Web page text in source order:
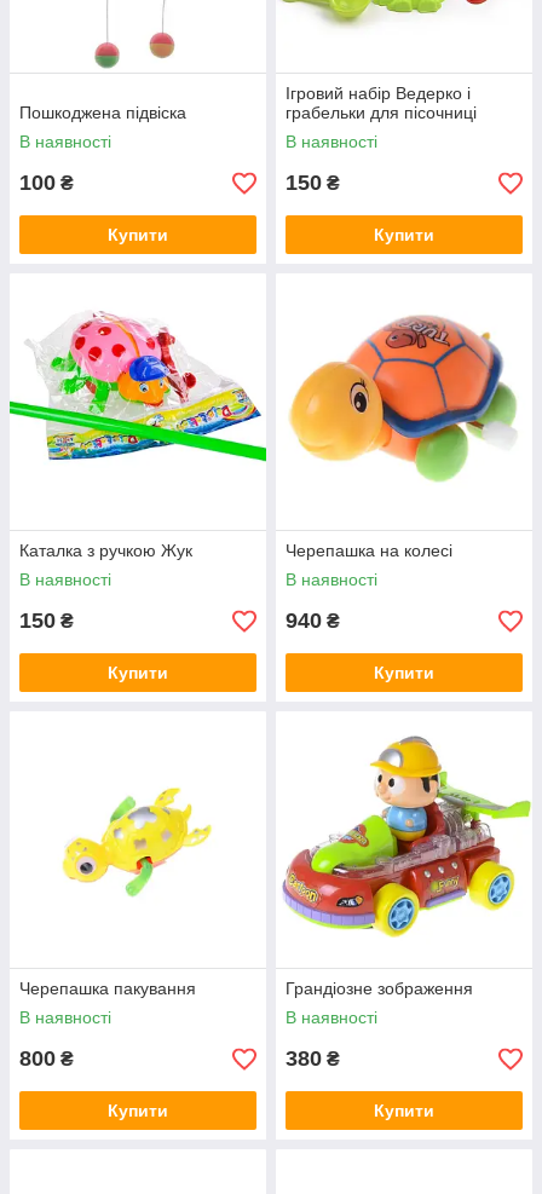
Пошкоджена підвіска
В наявності
100 ₴
Купити
Ігровий набір Ведерко і
грабельки для пісочниці
В наявності
150 ₴
Купити
Каталка з ручкою Жук
В наявності
150 ₴
Купити
Черепашка на колесі
В наявності
940 ₴
Купити
Черепашка пакування
В наявності
800 ₴
Купити
Грандіозне зображення
В наявності
380 ₴
Купити